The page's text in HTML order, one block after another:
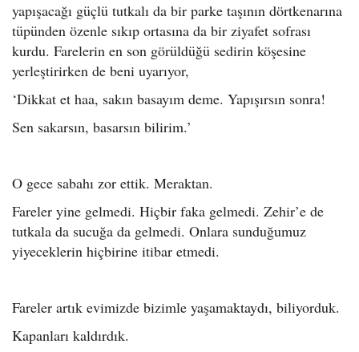
yapışacağı güçlü tutkalı da bir parke taşının dörtkenarına
tüpünden özenle sıkıp ortasına da bir ziyafet sofrası
kurdu. Farelerin en son görüldüğü sedirin köşesine
yerleştirirken de beni uyarıyor,
‘Dikkat et haa, sakın basayım deme. Yapışırsın sonra!
Sen sakarsın, basarsın bilirim.’
O gece sabahı zor ettik. Meraktan.
Fareler yine gelmedi. Hiçbir faka gelmedi. Zehir’e de
tutkala da sucuğa da gelmedi. Onlara sunduğumuz
yiyeceklerin hiçbirine itibar etmedi.
Fareler artık evimizde bizimle yaşamaktaydı, biliyorduk.
Kapanları kaldırdık.